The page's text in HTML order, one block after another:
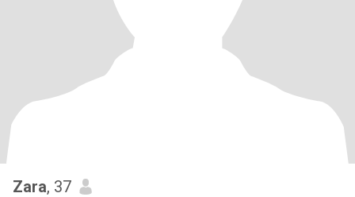
Zara, 37